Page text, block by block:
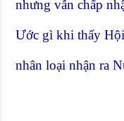
nhưng vẫn chấp
Ước gì khi thấy
nhân loại nhận ra